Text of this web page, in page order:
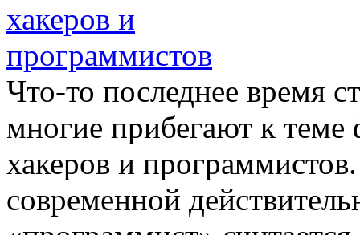
Что-то последнее время
многие прибегают к
хакеров и
современной